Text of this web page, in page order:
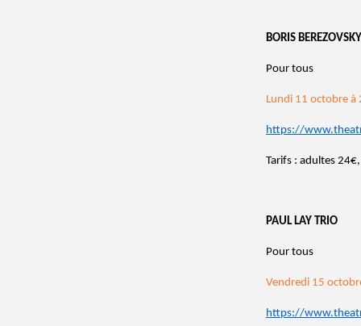
BORIS
Pour tous
Lundi 11 octobre à
https://
Tarifs : adultes
PAUL LAY TRIO
Pour tous
Vendredi 15
https://